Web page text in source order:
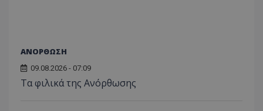
ΑΝΟΡΘΩΣΗ
09.08.2026 - 07:09
Τα φιλικά της Ανόρθωσης